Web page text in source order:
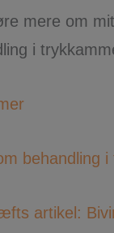
mere om
i
behandling i
artikel: